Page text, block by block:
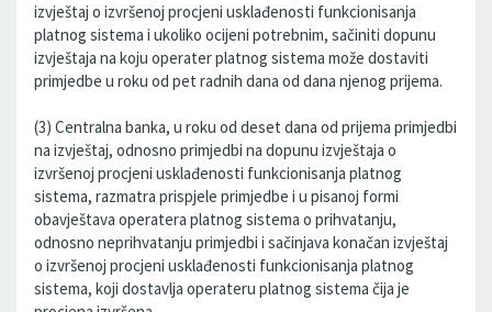
izvještaj o izvršenoj procjeni usklađenosti funkcionisanja
platnog sistema i ukoliko ocijeni potrebnim, sačiniti dopunu
izvještaja na koju operater platnog sistema može dostaviti
primjedbe u roku od pet radnih dana od dana njenog prijema.
(3) Centralna banka, u roku od deset dana od prijema primjedbi
na izvještaj, odnosno primjedbi na dopunu izvještaja o
izvršenoj procjeni usklađenosti funkcionisanja platnog
sistema, razmatra prispjele primjedbe i u pisanoj formi
obavještava operatera platnog sistema o prihvatanju,
odnosno neprihvatanju primjedbi i sačinjava konačan izvještaj
o izvršenoj procjeni usklađenosti funkcionisanja platnog
sistema, koji dostavlja operateru platnog sistema čija je